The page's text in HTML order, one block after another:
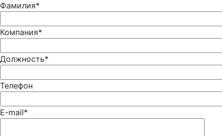
Фамилия*
Компания*
Должность*
Телефон
E-mail*